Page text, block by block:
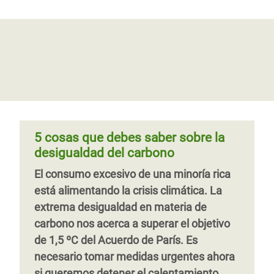
Página
anterior
Página 2
Siguiente
página
manifiesto cómo la desigualdad extrema
dejado al borde del colapso climático.
Asimismo, explica qué medidas deben
momento histórico para construir
economías más justas que respeten los
límites de nuestro planeta.
5 cosas que debes saber sobre la
desigualdad del carbono
El consumo excesivo de una minoría rica
está alimentando la crisis climática. La
extrema desigualdad en materia de
carbono nos acerca a superar el objetivo
de 1,5 ºC del Acuerdo de París. Es
necesario tomar medidas urgentes ahora